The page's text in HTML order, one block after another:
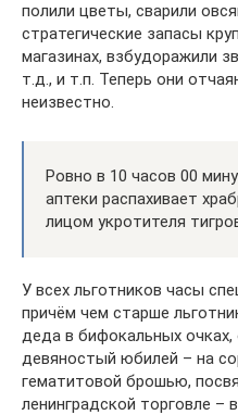
полили цветы, сварили
стратегические запасы
магазинах, взбудоражили
т.д., и т.п. Теперь они
неизвестно.
Ровно в 10 часов 00
аптеки распахивает
лицом укротителя
У всех льготников часы
причём чем старше
деда в бифокальных
девяностый юбилей – на
гематитовой брошью,
ленинградской торговле –